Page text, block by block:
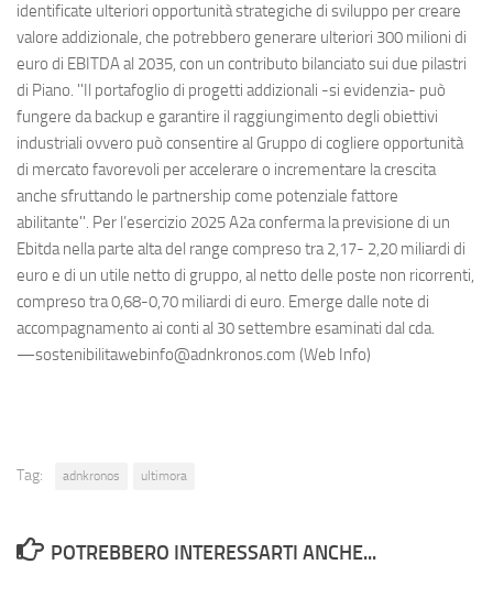
identificate ulteriori opportunità strategiche di sviluppo per creare
valore addizionale, che potrebbero generare ulteriori 300 milioni di
euro di EBITDA al 2035, con un contributo bilanciato sui due pilastri
di Piano. ''Il portafoglio di progetti addizionali -si evidenzia- può
fungere da backup e garantire il raggiungimento degli obiettivi
industriali ovvero può consentire al Gruppo di cogliere opportunità
di mercato favorevoli per accelerare o incrementare la crescita
anche sfruttando le partnership come potenziale fattore
abilitante''. Per l’esercizio 2025 A2a conferma la previsione di un
Ebitda nella parte alta del range compreso tra 2,17- 2,20 miliardi di
euro e di un utile netto di gruppo, al netto delle poste non ricorrenti,
compreso tra 0,68-0,70 miliardi di euro. Emerge dalle note di
accompagnamento ai conti al 30 settembre esaminati dal cda.
—sostenibilitawebinfo@adnkronos.com (Web Info)
Tag: adnkronos ultimora
POTREBBERO INTERESSARTI ANCHE...